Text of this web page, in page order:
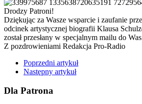
Drodzy Patroni!
Dziękując za Wasze wsparcie i zaufanie
odcinek artystycznej biografii Klausa
został przesłany w specjalnym mailu do
Z pozdrowieniami Redakcja Pro-Radio
Poprzedni artykuł
Następny artykuł
Dla Patrona